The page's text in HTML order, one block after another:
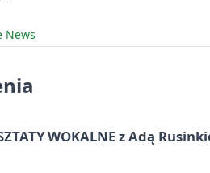
News
WOKALNE z Adą